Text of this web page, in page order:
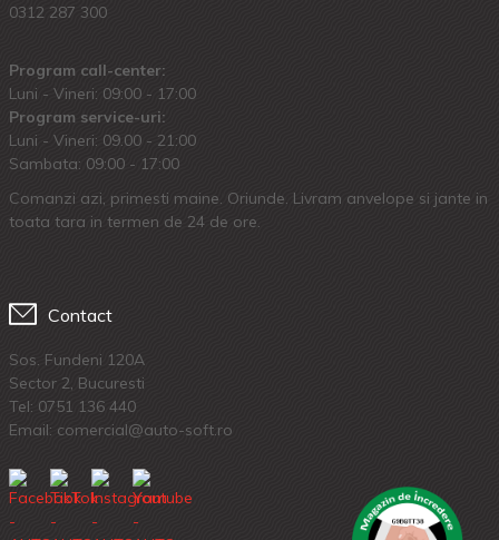
0312 287 300
Program call-center:
Luni - Vineri: 09:00 - 17:00
Program service-uri:
Luni - Vineri: 09.00 - 21:00
Sambata: 09:00 - 17:00
Comanzi azi, primesti maine. Oriunde. Livram anvelope si jante in
toata tara in termen de 24 de ore.
Contact
Sos. Fundeni 120A
Sector 2, Bucuresti
Tel: 0751 136 440
Email: comercial@auto-soft.ro